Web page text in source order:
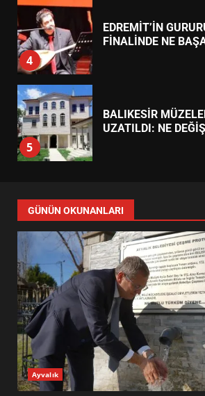
5
BALIKESİR
UZATILDI: NE
6
BURHANİYE
TURNUVASI
DEĞİŞTİRİYOR?
7
YENİ YÖNETİM
ŞEKİLLENDİ?
1
AYVALIK SU
HAREKETE
BULUŞMADA
ESA 2026’DA
NEYİ TEMSİL ETTİ?
GÜNÜN OKUNANLARI
Ayvalık